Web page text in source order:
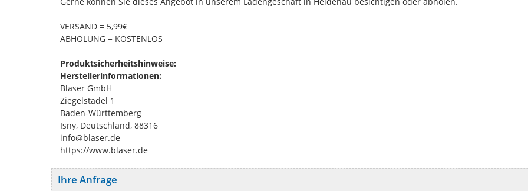
VERSAND = 5,99€
ABHOLUNG = KOSTENLOS
Produktsicherheitshinweise:
Herstellerinformationen:
Blaser GmbH
Ziegelstadel 1
Baden-Württemberg
Isny, Deutschland, 88316
info@blaser.de
https://www.blaser.de
Ihre Anfrage